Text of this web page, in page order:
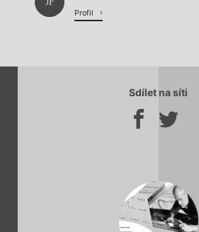
Profil
Sdílet na síti